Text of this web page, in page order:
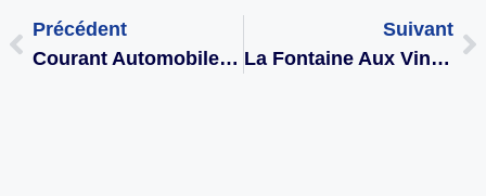
Précédent
Courant Automobiles À Vesoul
Suivant
La Fontaine Aux Vins À Vesoul